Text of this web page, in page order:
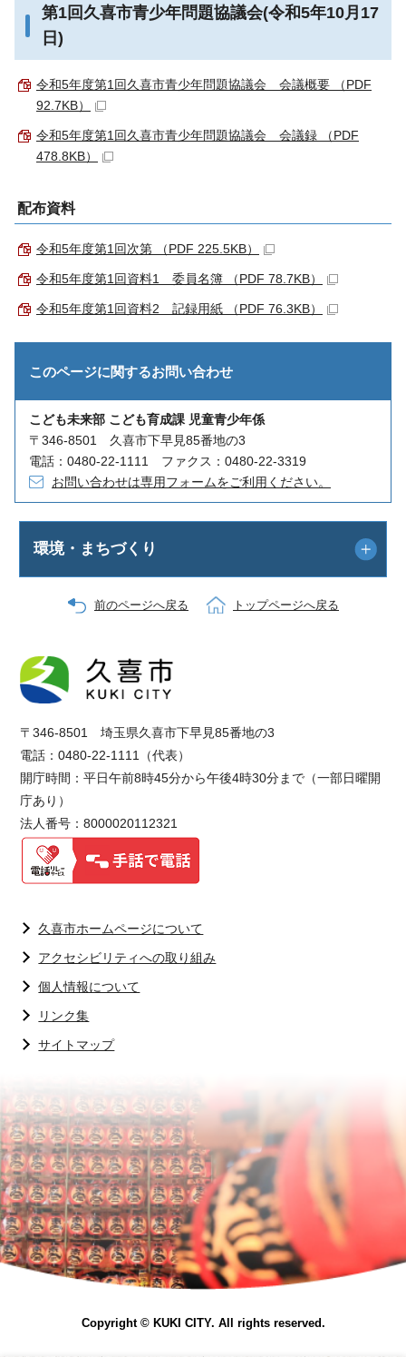
第1回久喜市青少年問題協議会(令和5年10月17
日)
令和5年度第1回久喜市青少年問題協議会 会議概要 （PDF
92.7KB）
令和5年度第1回久喜市青少年問題協議会 会議録 （PDF
478.8KB）
配布資料
令和5年度第1回次第 （PDF 225.5KB）
令和5年度第1回資料1 委員名簿 （PDF 78.7KB）
令和5年度第1回資料2 記録用紙 （PDF 76.3KB）
このページに関するお問い合わせ
こども未来部 こども育成課 児童青少年係
〒346-8501 久喜市下早見85番地の3
電話：0480-22-1111 ファクス：0480-22-3319
お問い合わせは専用フォームをご利用ください。
環境・まちづくり
前のページへ戻る トップページへ戻る
〒346-8501 埼玉県久喜市下早見85番地の3
電話：0480-22-1111（代表）
開庁時間：平日午前8時45分から午後4時30分まで（一部日曜開
庁あり）
法人番号：8000020112321
久喜市ホームページについて
アクセシビリティへの取り組み
個人情報について
リンク集
サイトマップ
Copyright © KUKI CITY. All rights reserved.